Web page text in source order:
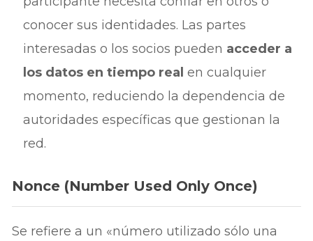
conocer sus identidades. Las partes
interesadas o los socios pueden acceder a
los datos en tiempo realen cualquier
momento, reduciendo la dependencia de
autoridades específicas que gestionan la
red.
Nonce (Number Used Only Once)
Se refiere a un «número utilizado sólo una